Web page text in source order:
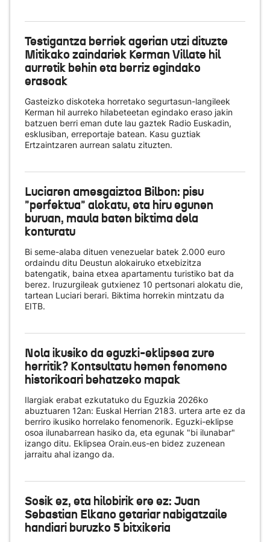
Testigantza berriek agerian utzi dituzte
Mitikako zaindariek Kerman Villate hil
aurretik behin eta berriz egindako
erasoak
Gasteizko diskoteka horretako segurtasun-langileek
Kerman hil aurreko hilabeteetan egindako eraso jakin
batzuen berri eman dute lau gaztek Radio Euskadin,
esklusiban, erreportaje batean. Kasu guztiak
Ertzaintzaren aurrean salatu zituzten.
Luciaren amesgaiztoa Bilbon: pisu
"perfektua" alokatu, eta hiru egunen
buruan, maula baten biktima dela
konturatu
Bi seme-alaba dituen venezuelar batek 2.000 euro
ordaindu ditu Deustun alokairuko etxebizitza
batengatik, baina etxea apartamentu turistiko bat da
berez. Iruzurgileak gutxienez 10 pertsonari alokatu die,
tartean Luciari berari. Biktima horrekin mintzatu da
EITB.
Nola ikusiko da eguzki-eklipsea zure
herritik? Kontsultatu hemen fenomeno
historikoari behatzeko mapak
Ilargiak erabat ezkutatuko du Eguzkia 2026ko
abuztuaren 12an: Euskal Herrian 2183. urtera arte ez da
berriro ikusiko horrelako fenomenorik. Eguzki-eklipse
osoa ilunabarrean hasiko da, eta egunak "bi ilunabar"
izango ditu. Eklipsea Orain.eus-en bidez zuzenean
jarraitu ahal izango da.
Sosik ez, eta hilobirik ere ez: Juan
Sebastian Elkano getariar nabigatzaile
handiari buruzko 5 bitxikeria